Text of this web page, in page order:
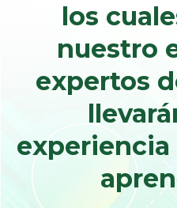
los
nuestro
expertos